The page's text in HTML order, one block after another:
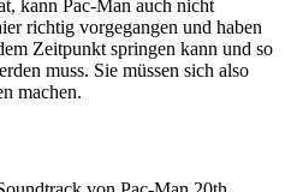
kann Pac-Man auch nicht
richtig vorgegangen und haben
Zeitpunkt springen kann und so
muss. Sie müssen sich also
machen.